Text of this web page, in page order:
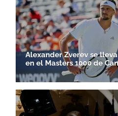
Alexander Zverev se
en el Masters 1000 de